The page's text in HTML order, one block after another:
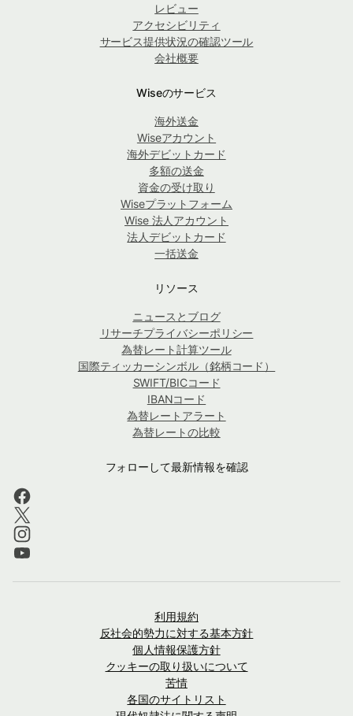
レビュー
アクセシビリティ
サービス提供状況の確認ツール
会社概要
Wiseのサービス
海外送金
Wiseアカウント
海外デビットカード
多額の送金
資金の受け取り
Wiseプラットフォーム
Wise 法人アカウント
法人デビットカード
一括送金
リソース
ニュースとブログ
リサーチプライバシーポリシー
為替レート計算ツール
国際ティッカーシンボル（銘柄コード）
SWIFT/BICコード
IBANコード
為替レートアラート
為替レートの比較
フォローして最新情報を確認
利用規約
反社会的勢力に対する基本方針
個人情報保護方針
クッキーの取り扱いについて
苦情
各国のサイトリスト